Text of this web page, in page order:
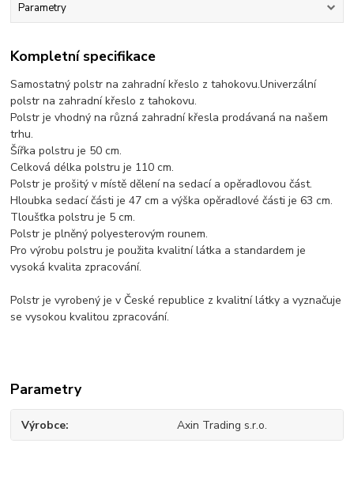
Parametry
Kompletní specifikace
Samostatný polstr na zahradní křeslo z tahokovu.Univerzální
polstr na zahradní křeslo z tahokovu.
Polstr je vhodný na různá zahradní křesla prodávaná na našem
trhu.
Šířka polstru je 50 cm.
Celková délka polstru je 110 cm.
Polstr je prošitý v místě dělení na sedací a opěradlovou část.
Hloubka sedací části je 47 cm a výška opěradlové části je 63 cm.
Tloušťka polstru je 5 cm.
Polstr je plněný polyesterovým rounem.
Pro výrobu polstru je použita kvalitní látka a standardem je
vysoká kvalita zpracování.
Polstr je vyrobený je v České republice z kvalitní látky a vyznačuje
se vysokou kvalitou zpracování.
Parametry
Výrobce Axin Trading s.r.o.